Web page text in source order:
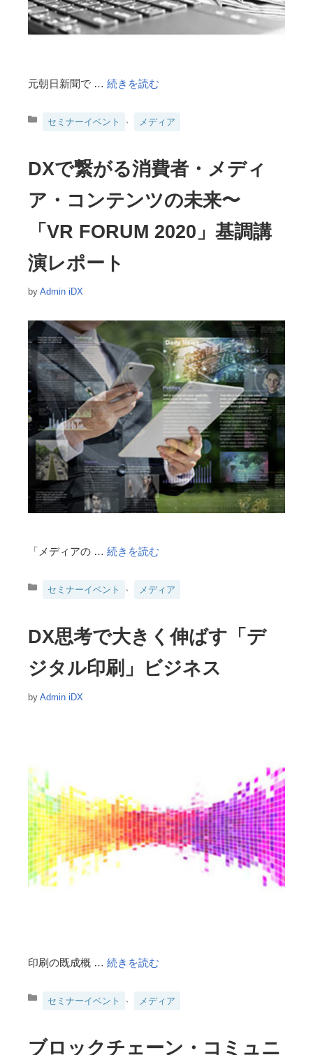
元朝日新聞で … 続きを読む
カ
ー
セミナーイベント メディア
DXで繋がる消費者・メディ
ア・コンテンツの未来〜
「VR FORUM 2020」基調講
演レポート
by Admin iDX
「メディアの … 続きを読む
カ
ー
セミナーイベント 、 メディア
DX思考で大きく伸ばす「デ
ジタル印刷」ビジネス
by Admin iDX
印刷の既成概 … 続きを読む
カ
リ
ー
セミナーイベント メディア
ブロックチェーン・コミュニ